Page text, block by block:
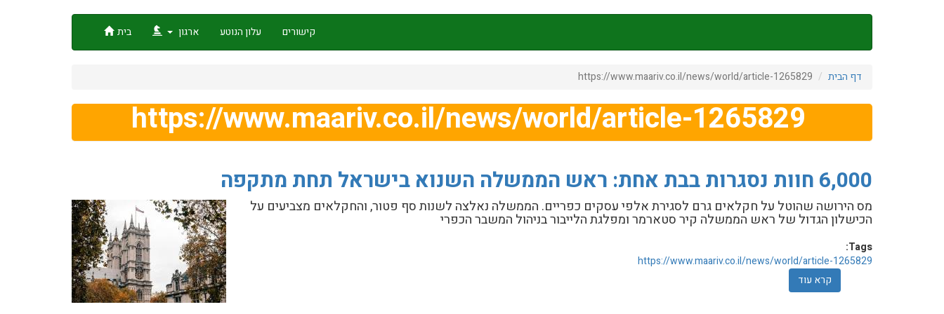
בית ארגון עלון הנוטע קישורים
דף הבית https://www.maariv.co.il/news/world/article-1265829
https://www.maariv.co.il/news/world/article-1265829
6,000 חוות נסגרות בבת אחת: ראש הממשלה השנוא בישראל תחת מתקפה
מס הירושה שהוטל על חקלאים גרם לסגירת אלפי עסקים כפריים. הממשלה נאלצה לשנות סף פטור, והחקלאים מצביעים על
הכישלון הגדול של ראש הממשלה קיר סטארמר ומפלגת הלייבור בניהול המשבר הכפרי
Tags:
https://www.maariv.co.il/news/world/article-1265829
קרא עוד